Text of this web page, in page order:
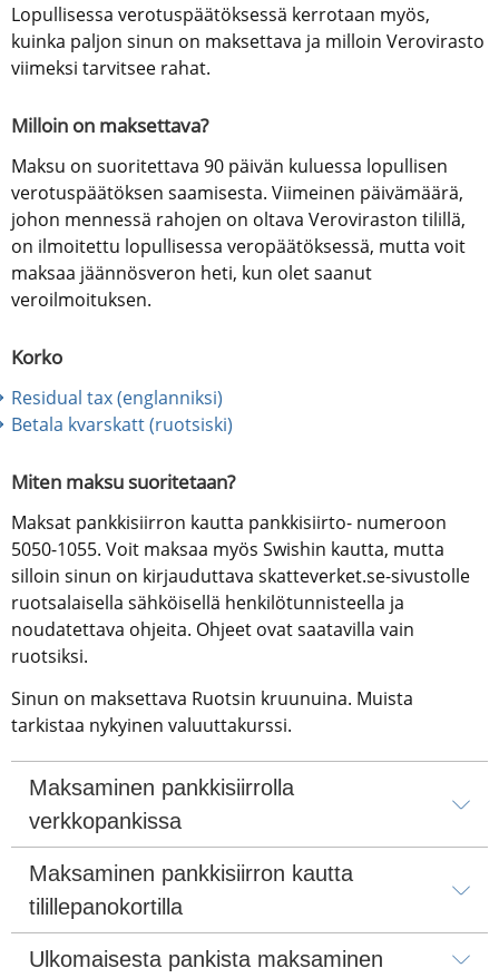
Lopullisessa verotuspäätöksessä kerrotaan myös,
kuinka paljon sinun on maksettava ja milloin Verovirasto
viimeksi tarvitsee rahat.
Milloin on maksettava?
Maksu on suoritettava 90 päivän kuluessa lopullisen
verotuspäätöksen saamisesta. Viimeinen päivämäärä,
johon mennessä rahojen on oltava Veroviraston tilillä,
on ilmoitettu lopullisessa veropäätöksessä, mutta voit
maksaa jäännösveron heti, kun olet saanut
veroilmoituksen.
Korko
Residual tax (englanniksi)
Betala kvarskatt (ruotsiski)
Miten maksu suoritetaan?
Maksat pankkisiirron kautta pankkisiirto- numeroon
5050-1055. Voit maksaa myös Swishin kautta, mutta
silloin sinun on kirjauduttava skatteverket.se-sivustolle
ruotsalaisella sähköisellä henkilötunnisteella ja
noudatettava ohjeita. Ohjeet ovat saatavilla vain
ruotsiksi.
Sinun on maksettava Ruotsin kruunuina. Muista
tarkistaa nykyinen valuuttakurssi.
Maksaminen pankkisiirrolla
verkkopankissa
Maksaminen pankkisiirron kautta
tilillepanokortilla
Ulkomaisesta pankista maksaminen